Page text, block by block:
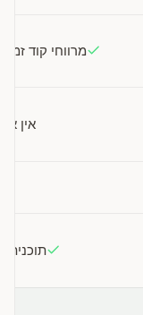
מרווחי קוד
אין
תוכנית